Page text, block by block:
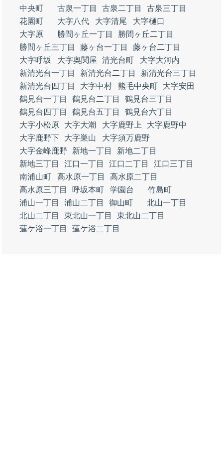
中央町
古泉一丁目 古泉二丁目
古泉三丁目
花園町
大字八代 大字清尾
大字樋口
大字原
勝間ヶ丘一丁目
勝間ヶ丘二丁目
勝間ヶ丘三丁目
藤ヶ台一丁目
藤ヶ台二丁目
大字呼坂
大字奥関屋 清光台町
大字大河内
新清光台一丁目
新清光台二丁目
新清光台三丁目
新清光台四丁目
大字中村 熊毛中央町
大字安田
鶴見台一丁目
鶴見台二丁目
鶴見台三丁目
鶴見台四丁目
鶴見台五丁目
鶴見台六丁目
大字小松原
大字大潮 大字鹿野上
大字鹿野中
大字鹿野下
大字巣山
大字須万鹿野
大字金峰鹿野
新地一丁目
新地二丁目
新地三丁目
江口一丁目 江口二丁目
江口三丁目
南浦山町
高水原一丁目
高水原二丁目
高水原三丁目
呼坂本町 学園台
竹島町
浦山一丁目
浦山二丁目 御山町
北山一丁目
北山二丁目
東北山一丁目
東北山二丁目
蓮ケ浴一丁目
蓮ケ浴二丁目